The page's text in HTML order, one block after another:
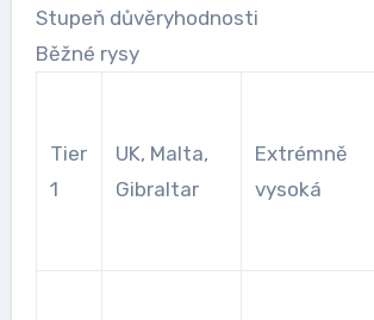
Stupeň důvěryhodnosti
Běžné rysy
Tier
1
UK, Malta,
Gibraltar
Extrémně
vysoká